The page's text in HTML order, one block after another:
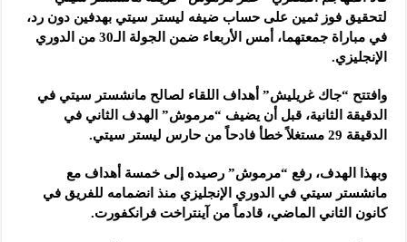
لتحقيق فوز ثمين على حساب ضيفه ليستر سيتي بهدفين دون رد،
في مباراة جمعتهما، أمس الأربعاء ضمن الجولة الـ30 من الدوري
الإنجليزي.
وافتتح “جاك غريليش” أهداف اللقاء لصالح مانشستر سيتي في
الدقيقة الثانية، قبل أن يضيف “مرموش” الهدف الثاني في
الدقيقة 29 مستغلاً خطأ فادحاً من حارس ليستر سيتي.
وبهذا الهدف، رفع “مرموش” رصيده إلى خمسة أهداف مع
مانشستر سيتي في الدوري الإنجليزي منذ انضمامه للفريق في
كانون الثاني الماضي، قادماً من آينتراخت فرانكفورت.